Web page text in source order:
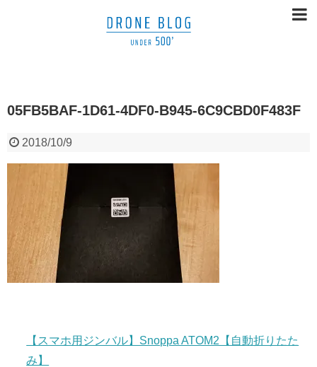
05FB5BAF-1D61-4DF0-B945-6C9CBD0F483F
2018/10/9
【スマホ用ジンバル】Snoppa ATOM2【自動折りたた
み】